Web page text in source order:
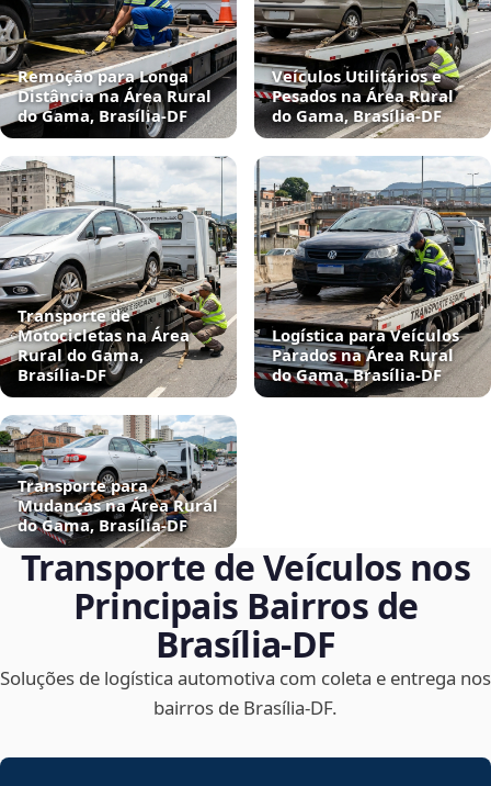
Remoção para Longa
Distância na Área Rural
do Gama, Brasília‑DF
Veículos Utilitários e
Pesados na Área Rural
do Gama, Brasília‑DF
Transporte de
Motocicletas na Área
Rural do Gama,
Brasília‑DF
Logística para Veículos
Parados na Área Rural
do Gama, Brasília‑DF
Transporte para
Mudanças na Área Rural
do Gama, Brasília‑DF
Transporte de Veículos nos
Principais Bairros de
Brasília‑DF
Soluções de logística automotiva com coleta e entrega nos
bairros de Brasília‑DF.